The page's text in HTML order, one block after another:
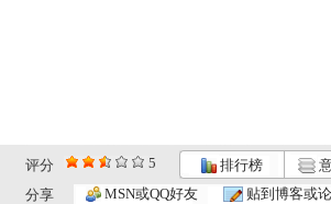
评分 5 排行榜
分享
MSN或QQ好友 贴到博客或